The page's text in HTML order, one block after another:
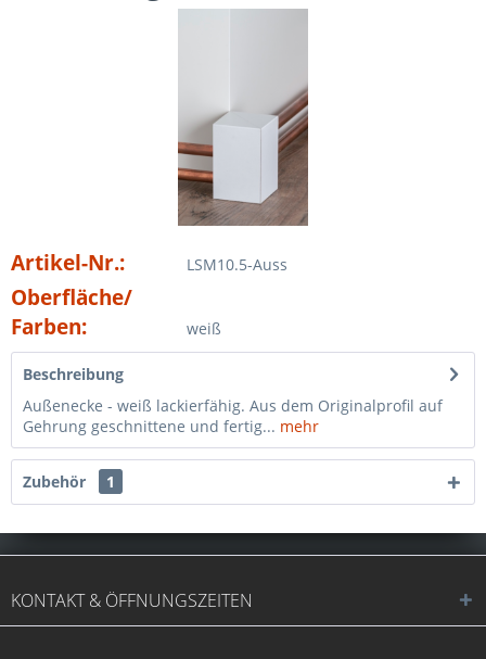
Artikel-Nr.: LSM10.5-Auss
Oberfläche/
Farben:
weiß
Beschreibung
Außenecke - weiß lackierfähig. Aus dem Originalprofil auf
Gehrung geschnittene und fertig... mehr
Zubehör 1
KONTAKT & ÖFFNUNGSZEITEN